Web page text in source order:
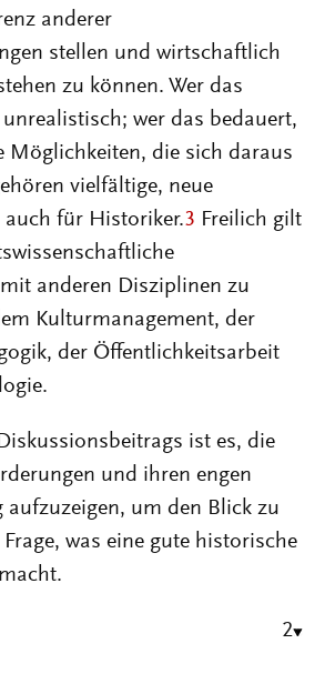
anderer
stellen und wirtschaftlich
zu können. Wer das
wer das bedauert,
Möglichkeiten, die sich daraus
vielfältige, neue
auch für Historiker.3 Freilich gilt
anderen Disziplinen zu
Kulturmanagement, der
der Öffentlichkeitsarbeit
ist es, die
und ihren engen
aufzuzeigen, um den Blick zu
was eine gute historische
2